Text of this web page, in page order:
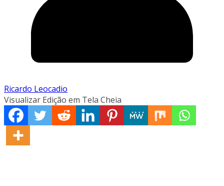
Ricardo Leocadio
Visualizar Edição em Tela Cheia